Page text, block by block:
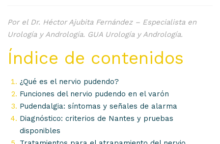
Por el Dr. Héctor Ajubita Fernández – Especialista en
Urología y Andrología. GUA Urología y Andrología.
Índice de contenidos
¿Qué es el nervio pudendo?
Funciones del nervio pudendo en el varón
Pudendalgia: síntomas y señales de alarma
Diagnóstico: criterios de Nantes y pruebas
disponibles